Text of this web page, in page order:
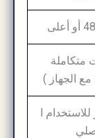
أوأعلى
متكاملة
الجهاز)
ا